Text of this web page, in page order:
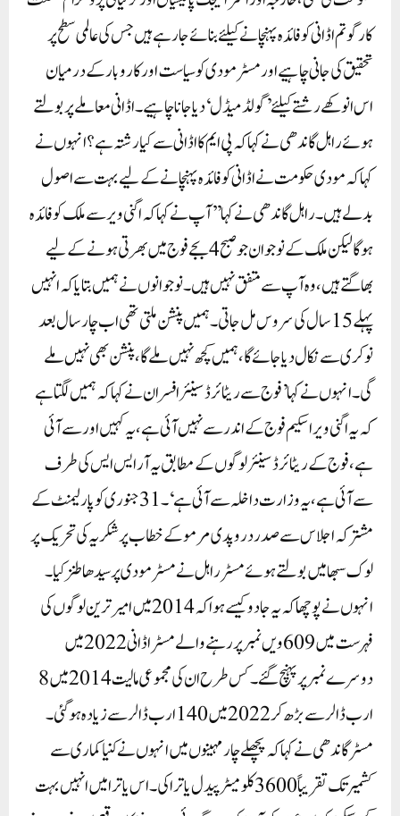
کار گوتم اڈانی کو فائدہ پہنچانے کیلئے بنائے جارہے ہیں جس کی عالمی سطح پر
تحقیق کی جانی چاہیے اور مسٹر مودی کو سیاست اور کاروبار کے درمیان
اس انوکھے رشتے کیلئے ’گولڈ میڈل‘ دیا جانا چاہیے۔اڈانی معاملے پر بولتے
ہوئے راہل گاندھی نے کہا کہ پی ایم کا اڈانی سے کیا رشتہ ہے؟ انہوں نے
کہا کہ مودی حکومت نے اڈانی کو فائدہ پہنچانے کے لیے بہت سے اصول
بدلے ہیں۔راہل گاندھی نے کہا ’’آپ نے کہا کہ اگنی ویر سے ملک کو فائدہ
ہوگا لیکن ملک کے نوجوان جو صبح 4 بجے فوج میں بھرتی ہونے کے لیے
بھاگتے ہیں، وہ آپ سے متفق نہیں ہیں۔ نوجوانوں نے ہمیں بتایا کہ انہیں
پہلے 15 سال کی سروس مل جاتی۔ ہمیں پنشن ملتی تھی اب چار سال بعد
نوکری سے نکال دیا جائے گا، ہمیں کچھ نہیں ملے گا، پنشن بھی نہیں ملے
گی۔انہوں نے کہا’فوج سے ریٹائرڈ سینئر افسران نے کہا کہ ہمیں لگتا ہے
کہ یہ اگنی ویر اسکیم فوج کے اندر سے نہیں آئی ہے، یہ کہیں اور سے آئی
ہے، فوج کے ریٹائرڈ سینئر لوگوں کے مطابق یہ آر ایس ایس کی طرف
سے آئی ہے، یہ وزارت داخلہ سے آئی ہے‘۔31جنوری کو پارلیمنٹ کے
مشترکہ اجلاس سے صدر دروپدی مرمو کے خطاب پر شکریہ کی تحریک پر
لوک سبھا میں بولتے ہوئے مسٹر راہل نے مسٹر مودی پر سیدھا طنز کیا۔
انہوں نے پوچھا کہ یہ جادو کیسے ہوا کہ 2014میں امیر ترین لوگوں کی
فہرست میں 609ویں نمبر پر رہنے والے مسٹر اڈانی 2022میں
دوسرے نمبر پر پہنچ گئے ۔ کس طرح ان کی مجموعی مالیت 2014میں 8
ارب ڈالر سے بڑھ کر 2022میں 140ارب ڈالر سے زیادہ ہوگئی۔
مسٹر گاندھی نے کہا کہ پچھلے چار مہینوں میں انہوں نے کنیا کماری سے
کشمیر تک تقریباً 3600کلومیٹر پیدل یاترا کی۔ اس یاترا میں انہیں بہت